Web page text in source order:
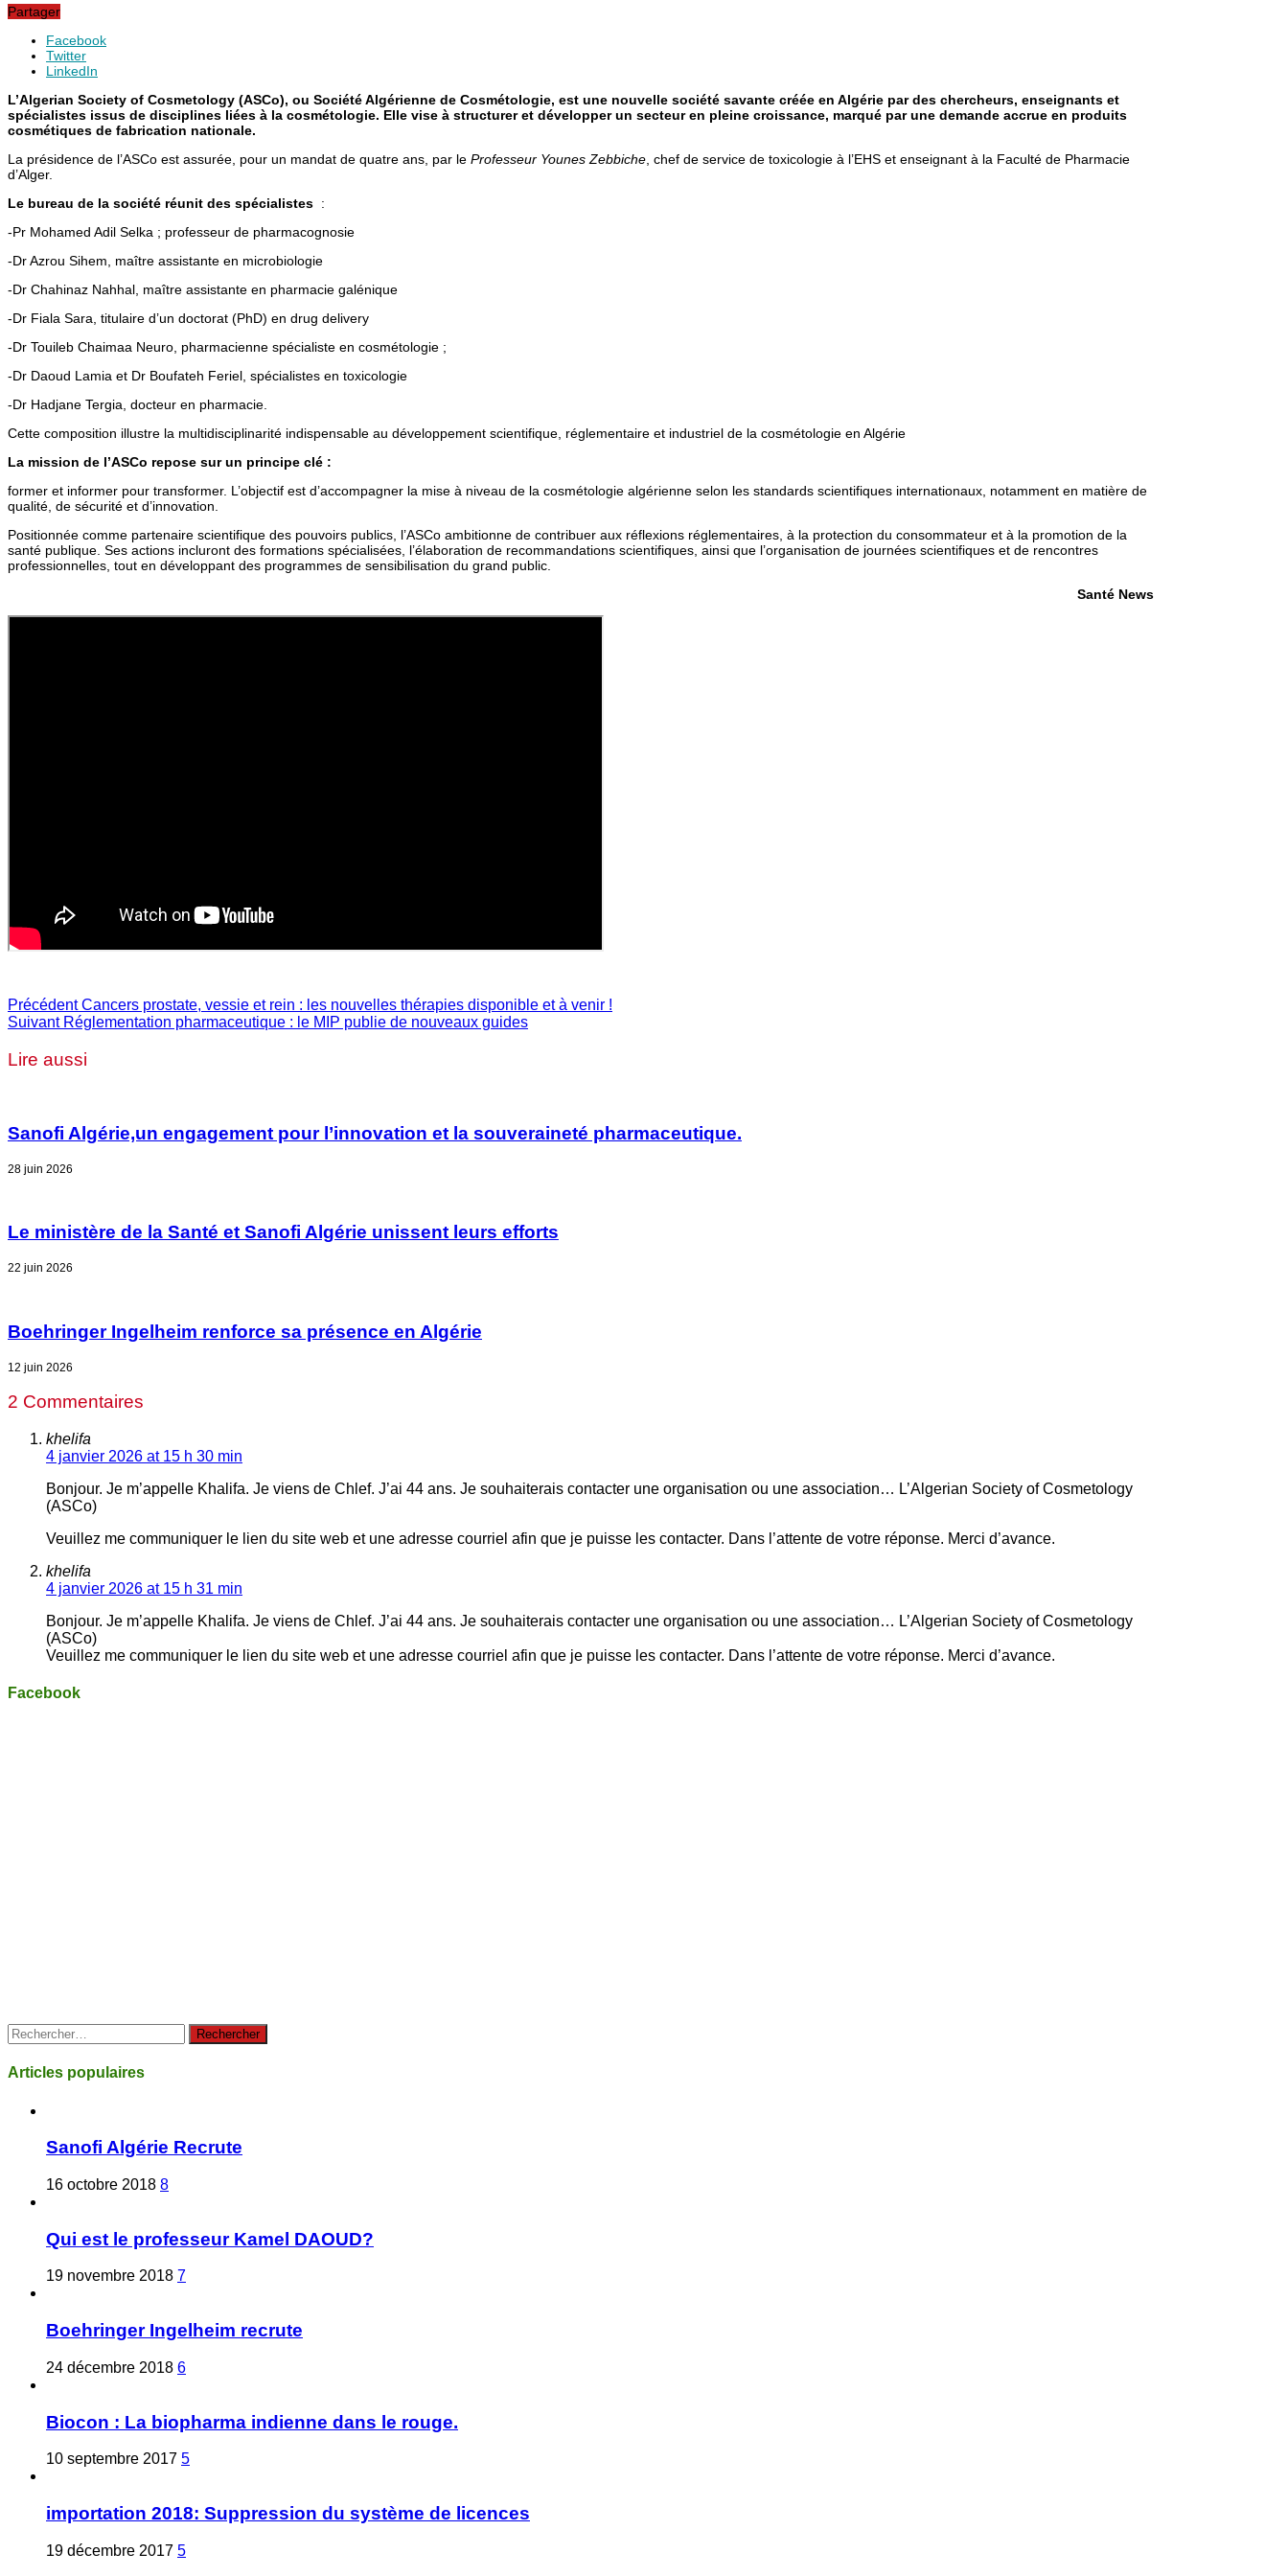
Partager
Facebook
Twitter
LinkedIn
L’Algerian Society of Cosmetology (ASCo), ou Société Algérienne de Cosmétologie, est une nouvelle société savante créée en Algérie par des chercheurs, enseignants et
spécialistes issus de disciplines liées à la cosmétologie. Elle vise à structurer et développer un secteur en pleine croissance, marqué par une demande accrue en produits
cosmétiques de fabrication nationale.
La présidence de l’ASCo est assurée, pour un mandat de quatre ans, par le Professeur Younes Zebbiche , chef de service de toxicologie à l’EHS et enseignant à la Faculté de Pharmacie
d’Alger.
Le bureau de la société réunit des spécialistes :
-Pr Mohamed Adil Selka ; professeur de pharmacognosie
-Dr Azrou Sihem, maître assistante en microbiologie
-Dr Chahinaz Nahhal, maître assistante en pharmacie galénique
-Dr Fiala Sara, titulaire d’un doctorat (PhD) en drug delivery
-Dr Touileb Chaimaa Neuro, pharmacienne spécialiste en cosmétologie ;
-Dr Daoud Lamia et Dr Boufateh Feriel, spécialistes en toxicologie
-Dr Hadjane Tergia, docteur en pharmacie.
Cette composition illustre la multidisciplinarité indispensable au développement scientifique, réglementaire et industriel de la cosmétologie en Algérie
La mission de l’ASCo repose sur un principe clé :
former et informer pour transformer. L’objectif est d’accompagner la mise à niveau de la cosmétologie algérienne selon les standards scientifiques internationaux, notamment en matière de
qualité, de sécurité et d’innovation.
Positionnée comme partenaire scientifique des pouvoirs publics, l’ASCo ambitionne de contribuer aux réflexions réglementaires, à la protection du consommateur et à la promotion de la
santé publique. Ses actions incluront des formations spécialisées, l’élaboration de recommandations scientifiques, ainsi que l’organisation de journées scientifiques et de rencontres
professionnelles, tout en développant des programmes de sensibilisation du grand public.
Santé News
PrécédentCancers prostate, vessie et rein : les nouvelles thérapies disponible et à venir !
SuivantRéglementation pharmaceutique : le MIP publie de nouveaux guides
Lire aussi
Sanofi Algérie,un engagement pour l’innovation et la souveraineté pharmaceutique.
28 juin 2026
Le ministère de la Santé et Sanofi Algérie unissent leurs efforts
22 juin 2026
Boehringer Ingelheim renforce sa présence en Algérie
12 juin 2026
2 Commentaires
khelifa
4 janvier 2026 at 15 h 30 min
Bonjour. Je m’appelle Khalifa. Je viens de Chlef. J’ai 44 ans. Je souhaiterais contacter une organisation ou une association… L’Algerian Society of Cosmetology
(ASCo)
Veuillez me communiquer le lien du site web et une adresse courriel afin que je puisse les contacter. Dans l’attente de votre réponse. Merci d’avance.
khelifa
4 janvier 2026 at 15 h 31 min
Bonjour. Je m’appelle Khalifa. Je viens de Chlef. J’ai 44 ans. Je souhaiterais contacter une organisation ou une association… L’Algerian Society of Cosmetology
(ASCo)
Veuillez me communiquer le lien du site web et une adresse courriel afin que je puisse les contacter. Dans l’attente de votre réponse. Merci d’avance.
Facebook
Rechercher :
Articles populaires
Sanofi Algérie Recrute
16 octobre 2018 8
Qui est le professeur Kamel DAOUD?
19 novembre 2018 7
Boehringer Ingelheim recrute
24 décembre 2018 6
Biocon : La biopharma indienne dans le rouge.
10 septembre 2017 5
importation 2018: Suppression du système de licences
19 décembre 2017 5